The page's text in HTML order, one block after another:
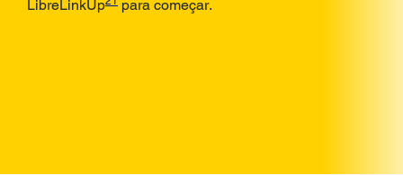
LibreLinkUp para começar.